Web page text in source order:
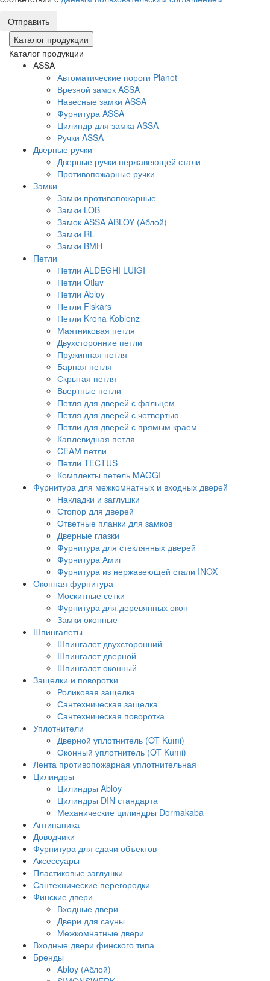
Отправить
Каталог продукции
Каталог продукции
ASSA
Автоматические пороги Planet
Врезной замок ASSA
Навесные замки ASSA
Фурнитура ASSA
Цилиндр для замка ASSA
Ручки ASSA
Дверные ручки
Дверные ручки нержавеющей стали
Противопожарные ручки
Замки
Замки противопожарные
Замки LOB
Замок ASSA ABLOY (Аблой)
Замки RL
Замки BMH
Петли
Петли ALDEGHI LUIGI
Петли Otlav
Петли Abloy
Петли Fiskars
Петли Krona Koblenz
Маятниковая петля
Двухсторонние петли
Пружинная петля
Барная петля
Скрытая петля
Ввертные петли
Петля для дверей с фальцем
Петля для дверей с четвертью
Петли для дверей с прямым краем
Каплевидная петля
CEAM петли
Петли TECTUS
Комплекты петель MAGGI
Фурнитура для межкомнатных и входных дверей
Накладки и заглушки
Стопор для дверей
Ответные планки для замков
Дверные глазки
Фурнитура для стеклянных дверей
Фурнитура Амиг
Фурнитура из нержавеющей стали INOX
Оконная фурнитура
Москитные сетки
Фурнитура для деревянных окон
Замки оконные
Шпингалеты
Шпингалет двухсторонний
Шпингалет дверной
Шпингалет оконный
Защелки и поворотки
Роликовая защелка
Сантехническая защелка
Сантехническая поворотка
Уплотнители
Дверной уплотнитель (OT Kumi)
Оконный уплотнитель (OT Kumi)
Лента противопожарная уплотнительная
Цилиндры
Цилиндры Abloy
Цилиндры DIN стандарта
Механические цилиндры Dormakaba
Антипаника
Доводчики
Фурнитура для сдачи объектов
Аксессуары
Пластиковые заглушки
Сантехнические перегородки
Финские двери
Входные двери
Двери для сауны
Межкомнатные двери
Входные двери финского типа
Бренды
Abloy (Аблой)